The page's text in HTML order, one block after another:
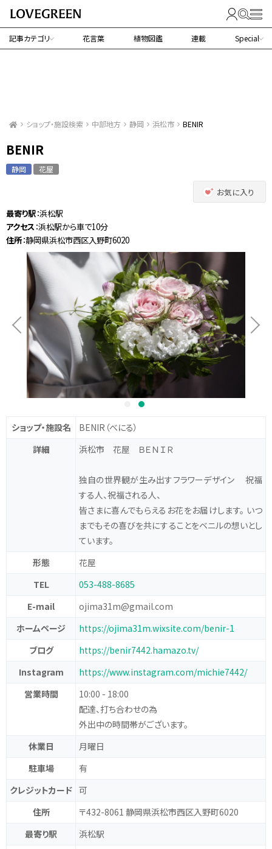
記事カテゴリ 花言葉 植物図鑑 連載 Special
ショップ・施設検索 中部地方 静岡 浜松市 BENIR
BENIR
静岡 花屋
お気に入り
最寄り駅：浜松駅
アクセス ：浜松駅から車で10分
住所：静岡県浜松市西区入野町6020
ショップ・施設名 BENIR （べにる）
詳細
浜松市 花屋 ＢＥＮＩＲ
独自の世界観が生み出すフラワーデザイン 祝福
する人、祝福される人、
皆さまに喜んでもらえるお花をお届けします。 いつ
までもその喜びを共にすることをベニルの想いとし
ています。
形態
花屋
TEL
053-488-8685
E-mail
ojima31m@gmail.com
ホームページ
https://ojima31m.wixsite.com/benir-1
ブログ
https://benir7442.hamazo.tv/
Instagram
https://www.instagram.com/michie7442/
営業時間
10:00 - 18:00
配達、打ち合わせの為
外出中の時間帯がございます。
休業日
月曜日
駐車場
有
クレジットカード 可
住所
〒432-8061 静岡県浜松市西区入野町6020
最寄り駅
浜松駅